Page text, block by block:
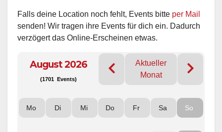
Falls deine Location noch fehlt, Events bitte per Mail
senden! Wir tragen ihre Events für dich ein. Dadurch
verzögert das Online-Erscheinen etwas.
August 2026
(1701 Events)
Aktueller
Monat
Mo Di Mi Do Fr Sa So